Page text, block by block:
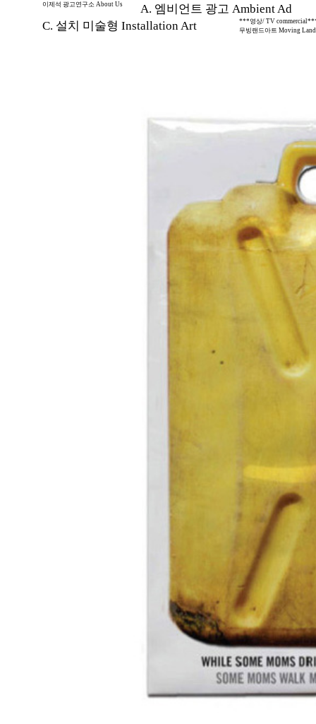
이제석 광고연구소 About Us
A. 엠비언트 광고 Ambient Ad
C. 설치 미술형 Installation Art
***영상/ TV
무빙랜드아트 Moving